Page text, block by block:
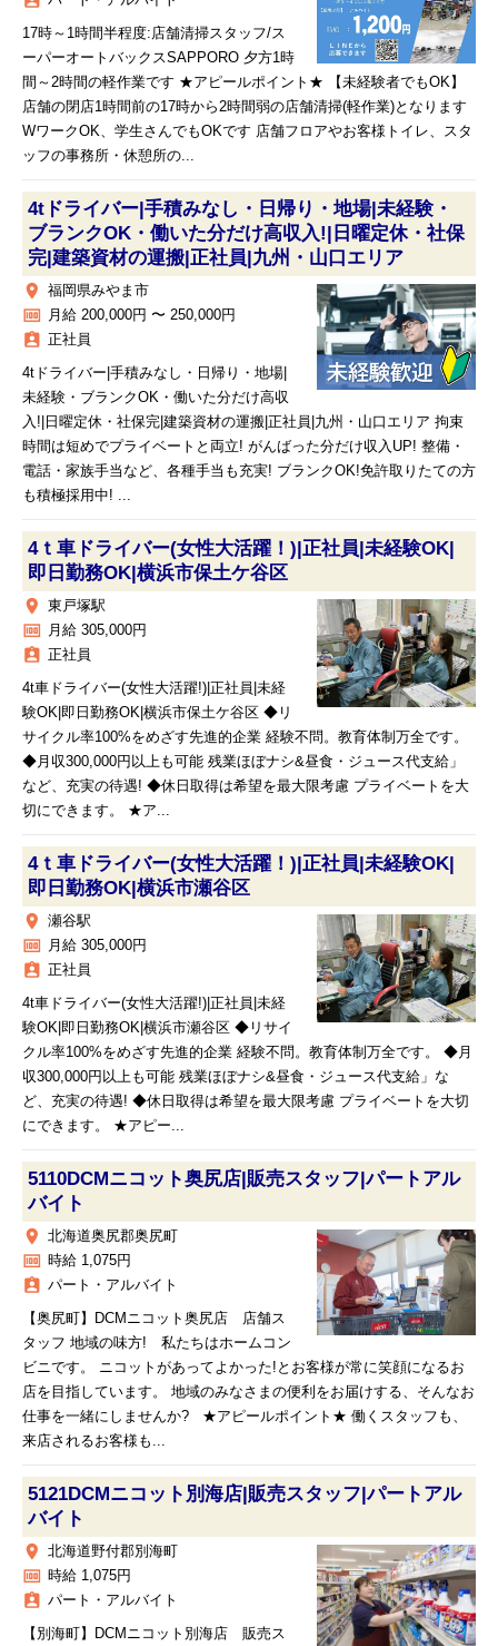
17時～1時間半程度:店舗清掃スタッフ/ス
ーパーオートバックスSAPPORO 夕方1時
間～2時間の軽作業です ★アピールポイント★ 【未経験者でもOK】
店舗の閉店1時間前の17時から2時間弱の店舗清掃(軽作業)となります
WワークOK、学生さんでもOKです 店舗フロアやお客様トイレ、スタ
ッフの事務所・休憩所の...
4tドライバー|手積みなし・日帰り・地場|未経験・
ブランクOK・働いた分だけ高収入!|日曜定休・社保
完|建築資材の運搬|正社員|九州・山口エリア
place 福岡県みやま市
money 月給 200,000円 〜 250,000円
assignment_ind 正社員
4tドライバー|手積みなし・日帰り・地場|
未経験・ブランクOK・働いた分だけ高収
入!|日曜定休・社保完|建築資材の運搬|正社員|九州・山口エリア 拘束
時間は短めでプライベートと両立! がんばった分だけ収入UP! 整備・
電話・家族手当など、各種手当も充実! ブランクOK!免許取りたての方
も積極採用中! ...
4ｔ車ドライバー(女性大活躍！)|正社員|未経験OK|
即日勤務OK|横浜市保土ケ谷区
place 東戸塚駅
money 月給 305,000円
assignment_ind 正社員
4t車ドライバー(女性大活躍!)|正社員|未経
験OK|即日勤務OK|横浜市保土ケ谷区 ◆リ
サイクル率100%をめざす先進的企業 経験不問。教育体制万全です。
◆月収300,000円以上も可能 残業ほぼナシ&昼食・ジュース代支給」
など、充実の待遇! ◆休日取得は希望を最大限考慮 プライベートを大
切にできます。 ★ア...
4ｔ車ドライバー(女性大活躍！)|正社員|未経験OK|
即日勤務OK|横浜市瀬谷区
place 瀬谷駅
money 月給 305,000円
assignment_ind 正社員
4t車ドライバー(女性大活躍!)|正社員|未経
験OK|即日勤務OK|横浜市瀬谷区 ◆リサイ
クル率100%をめざす先進的企業 経験不問。教育体制万全です。 ◆月
収300,000円以上も可能 残業ほぼナシ&昼食・ジュース代支給」な
ど、充実の待遇! ◆休日取得は希望を最大限考慮 プライベートを大切
にできます。 ★アピー...
5110DCMニコット奥尻店|販売スタッフ|パートアル
バイト
place 北海道奥尻郡奥尻町
money 時給 1,075円
assignment_ind パート・アルバイト
【奥尻町】DCMニコット奥尻店 店舗ス
タッフ 地域の味方! 私たちはホームコン
ビニです。 ニコットがあってよかった!とお客様が常に笑顔になるお
店を目指しています。 地域のみなさまの便利をお届けする、そんなお
仕事を一緒にしませんか? ★アピールポイント★ 働くスタッフも、
来店されるお客様も...
5121DCMニコット別海店|販売スタッフ|パートアル
バイト
place 北海道野付郡別海町
money 時給 1,075円
assignment_ind パート・アルバイト
【別海町】DCMニコット別海店 販売ス